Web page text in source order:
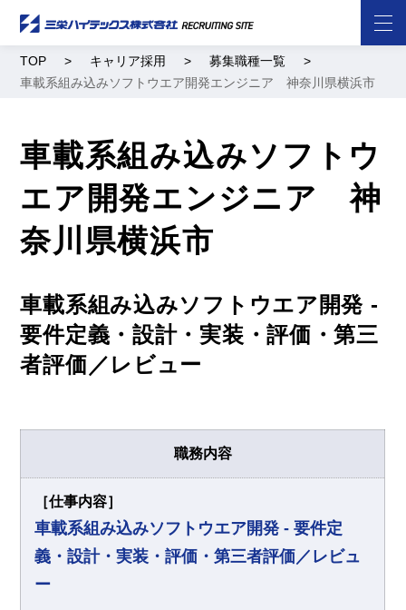
TOP キャリア採用
募集職種一覧
車載系組み込みソフトウエア開発エンジニア 神奈川県横浜市
車載系組み込みソフトウ
エア開発エンジニア 神
奈川県横浜市
車載系組み込みソフトウエア開発 -
要件定義・設計・実装・評価・第三
者評価／レビュー
職務内容
［仕事内容］
車載系組み込みソフトウエア開発 - 要件定
義・設計・実装・評価・第三者評価／レビュ
ー